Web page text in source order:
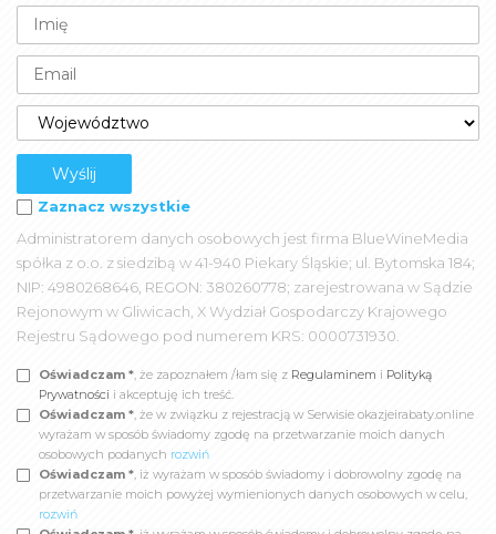
Zaznacz wszystkie
Administratorem danych osobowych jest firma BlueWineMedia
spółka z o.o. z siedzibą w 41-940 Piekary Śląskie; ul. Bytomska 184;
NIP: 4980268646, REGON: 380260778; zarejestrowana w Sądzie
Rejonowym w Gliwicach, X Wydział Gospodarczy Krajowego
Rejestru Sądowego pod numerem KRS: 0000731930.
Oświadczam *, że zapoznałem /łam się z Regulaminem i Polityką
Prywatności i akceptuję ich treść.
Oświadczam *, że w związku z rejestracją w Serwisie okazjeirabaty.online
wyrażam w sposób świadomy zgodę na przetwarzanie moich danych
osobowych podanych rozwiń
Oświadczam *, iż wyrażam w sposób świadomy i dobrowolny zgodę na
przetwarzanie moich powyżej wymienionych danych osobowych w celu,
rozwiń